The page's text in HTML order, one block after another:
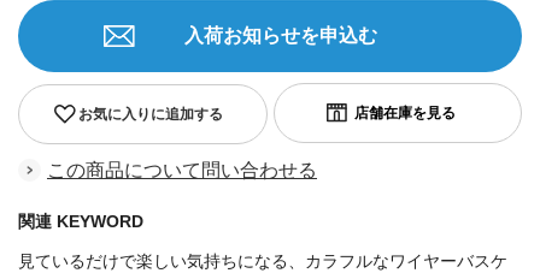
お気に入りに追加する
入荷お知らせを申込む
この商品について問い合わせる
関連 KEYWORD
見ているだけで楽しい気持ちになる、カラフルなワイヤーバスケ